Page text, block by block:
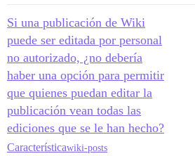
Si una publicación de Wiki
puede ser editada por personal
no autorizado, ¿no debería
haber una opción para permitir
que quienes puedan editar la
publicación vean todas las
ediciones que se le han hecho?
Característicawiki-posts